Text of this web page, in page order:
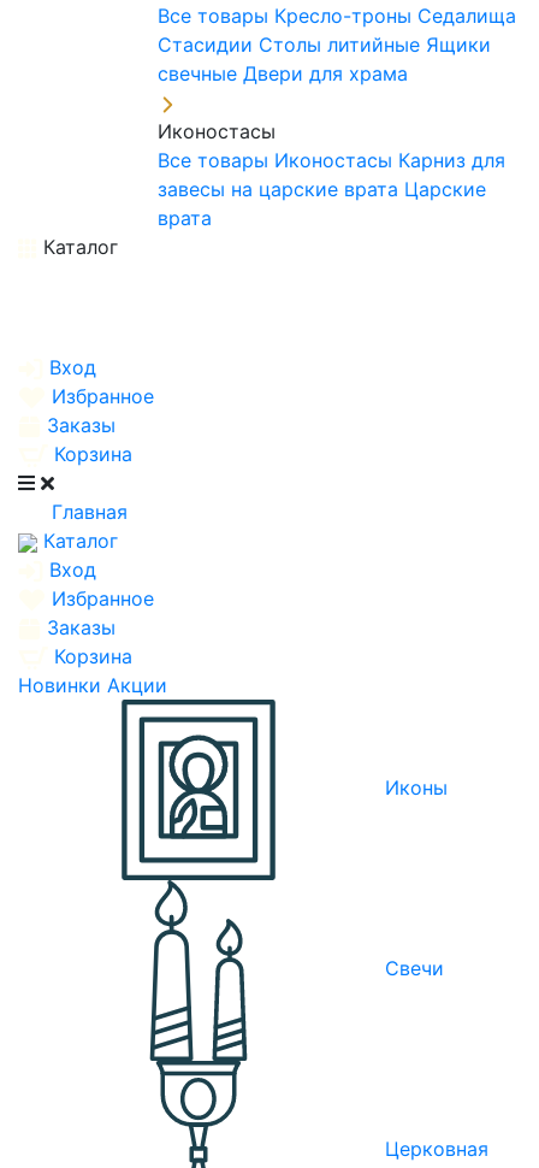
Все товары Кресло-троны Седалища
Стасидии Столы литийные Ящики
свечные Двери для храма
Иконостасы
Все товары Иконостасы Карниз для
завесы на царские врата Царские
врата
Каталог
Вход
Избранное
Заказы
Корзина
Главная
Каталог
Вход
Избранное
Заказы
Корзина
Новинки Акции
Иконы
Свечи
Церковная